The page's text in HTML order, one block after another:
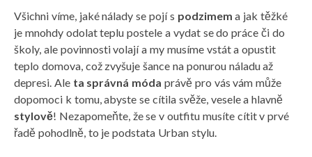
Všichni víme, jaké nálady se pojí s podzimem a jak těžké
je mnohdy odolat teplu postele a vydat se do práce či do
školy, ale povinnosti volají a my musíme vstát a opustit
teplo domova, což zvyšuje šance na ponurou náladu až
depresi. Ale ta správná móda právě pro vás vám může
dopomoci k tomu, abyste se cítila svěže, vesele a hlavně
stylově! Nezapomeňte, že se v outfitu musíte cítit v prvé
řadě pohodlně, to je podstata Urban stylu.